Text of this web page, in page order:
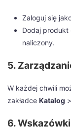
Zaloguj się
Dodaj produkt
naliczony.
5.
W każdej chwili
zakładce Katalog >
6. Wskazówki